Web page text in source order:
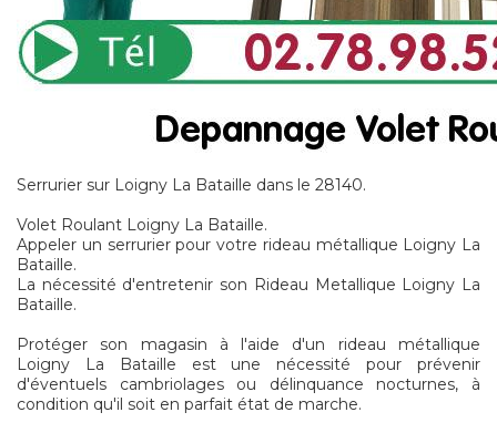
Serrurier sur Loigny La Bataille dans le 28140.
Volet Roulant Loigny La Bataille.
Appeler un serrurier pour votre rideau métallique Loigny La
Bataille.
La nécessité d'entretenir son Rideau Metallique Loigny La
Bataille.
Protéger son magasin à l'aide d'un rideau métallique
Loigny La Bataille est une nécessité pour prévenir
d'éventuels cambriolages ou délinquance nocturnes, à
condition qu'il soit en parfait état de marche.